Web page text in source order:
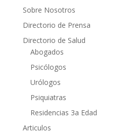
Sobre Nosotros
Directorio de Prensa
Directorio de Salud
Abogados
Psicólogos
Urólogos
Psiquiatras
Residencias 3a Edad
Articulos